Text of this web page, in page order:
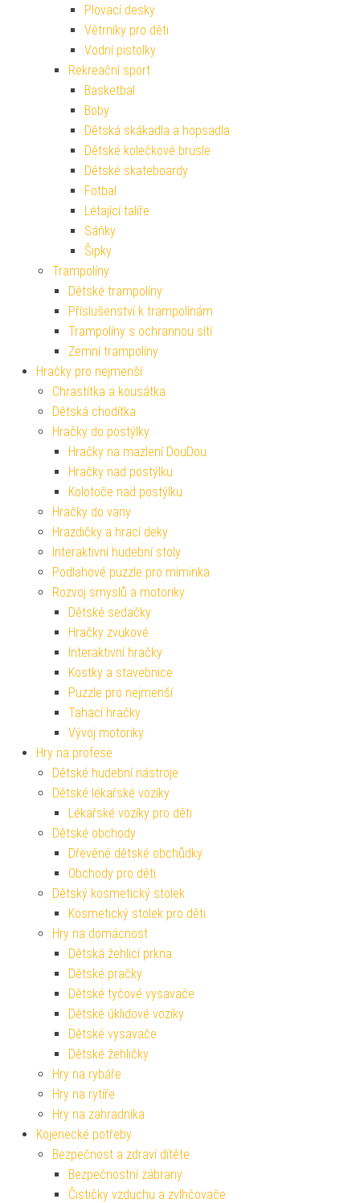
Plovací desky
Větrníky pro děti
Vodní pistolky
Rekreační sport
Basketbal
Boby
Dětská skákadla a hopsadla
Dětské kolečkové brusle
Dětské skateboardy
Fotbal
Létající talíře
Sáňky
Šipky
Trampolíny
Dětské trampolíny
Příslušenství k trampolínám
Trampolíny s ochrannou sítí
Zemní trampolíny
Hračky pro nejmenší
Chrastítka a kousátka
Dětská chodítka
Hračky do postýlky
Hračky na mazlení DouDou
Hračky nad postýlku
Kolotoče nad postýlku
Hračky do vany
Hrazdičky a hrací deky
Interaktivní hudební stoly
Podlahové puzzle pro miminka
Rozvoj smyslů a motoriky
Dětské sedačky
Hračky zvukové
Interaktivní hračky
Kostky a stavebnice
Puzzle pro nejmenší
Tahací hračky
Vývoj motoriky
Hry na profese
Dětské hudební nástroje
Dětské lékařské vozíky
Lékařské vozíky pro děti
Dětské obchody
Dřevěné dětské obchůdky
Obchody pro děti
Dětský kosmetický stolek
Kosmetický stolek pro děti
Hry na domácnost
Dětská žehlicí prkna
Dětské pračky
Dětské tyčové vysavače
Dětské úklidové vozíky
Dětské vysavače
Dětské žehličky
Hry na rybáře
Hry na rytíře
Hry na zahradníka
Kojenecké potřeby
Bezpečnost a zdraví dítěte
Bezpečnostní zábrany
Čističky vzduchu a zvlhčovače